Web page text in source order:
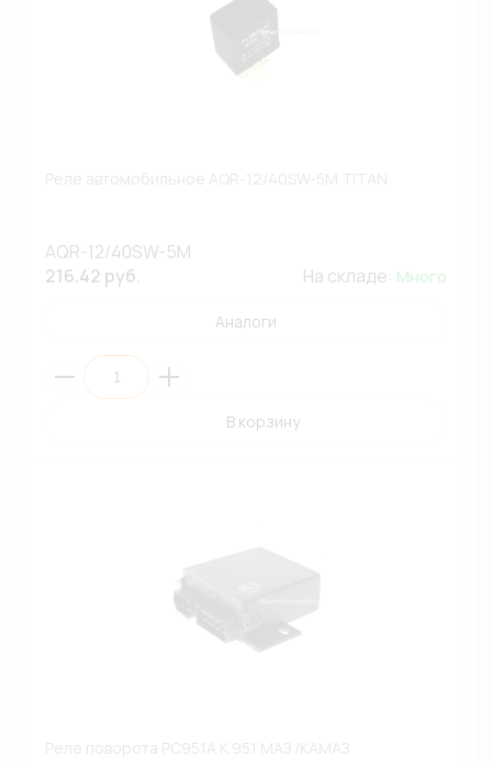
AQR-12/40SW-5M
216.42 руб.
На складе: Много
Аналоги
В корзину